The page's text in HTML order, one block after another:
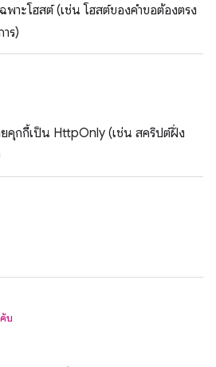
าะโฮสต์ (เช่น โฮสต์ของคำขอต้องตรง
ร)
ยคุกกี้เป็น HttpOnly (เช่น สคริปต์ฝั่ง
บ